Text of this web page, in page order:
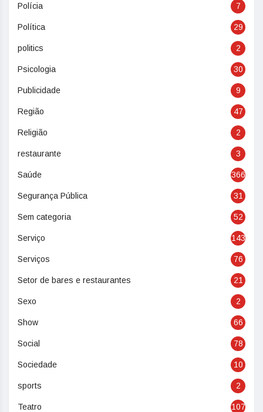
Polícia 7
Política 29
politics 2
Psicologia 30
Publicidade 9
Região 47
Religião 2
restaurante 3
Saúde 366
Segurança Pública 31
Sem categoria 52
Serviço 143
Serviços 76
Setor de bares e restaurantes 21
Sexo 2
Show 66
Social 78
Sociedade 10
sports 2
Teatro 107